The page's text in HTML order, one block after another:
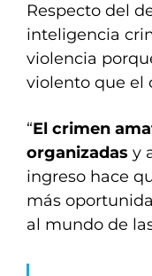
Respecto del
inteligencia
violencia
violento que el
“El crimen
organizadas y
ingreso hace
más
al mundo de